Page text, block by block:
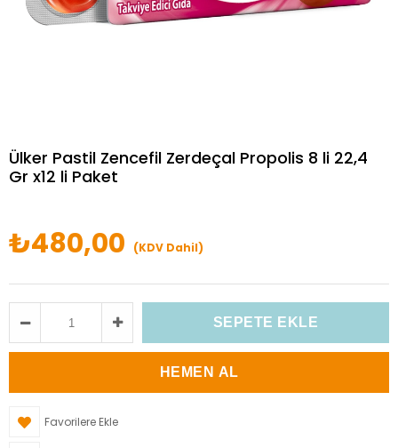
Ülker Pastil Zencefil Zerdeçal Propolis 8 li 22,4
Gr x12 li Paket
₺480,00 (KDV Dahil)
Favorilere Ekle